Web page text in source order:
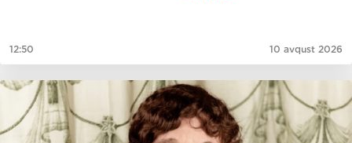
12:50 10 avqust 2026